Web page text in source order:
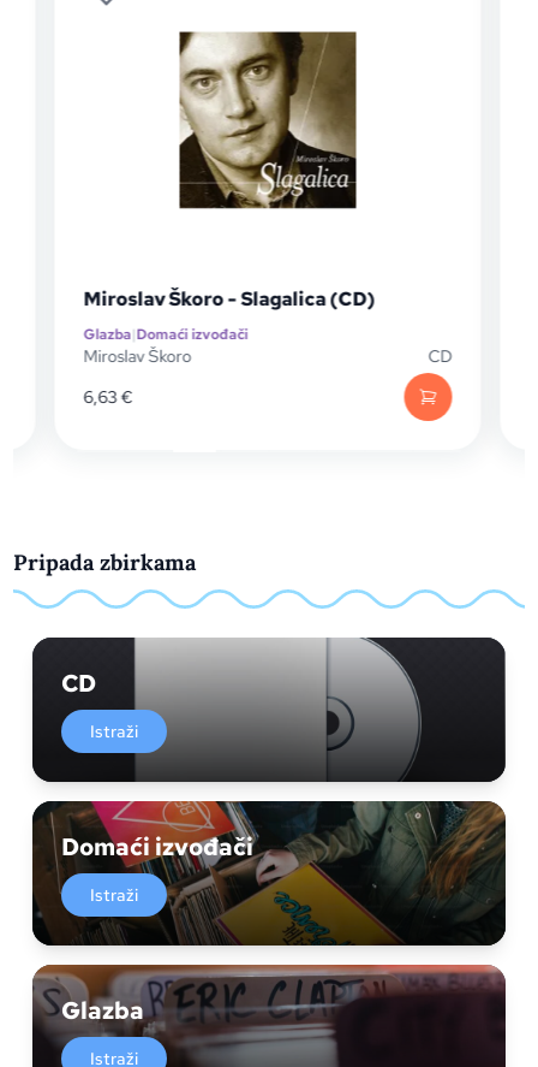
Miroslav Škoro - Slagalica (CD)
Glazba|Domaći izvođači
Miroslav Škoro
CD
6,63€
Pripada zbirkama
CD
Istraži
Domaći izvođači
Istraži
Glazba
Istraži